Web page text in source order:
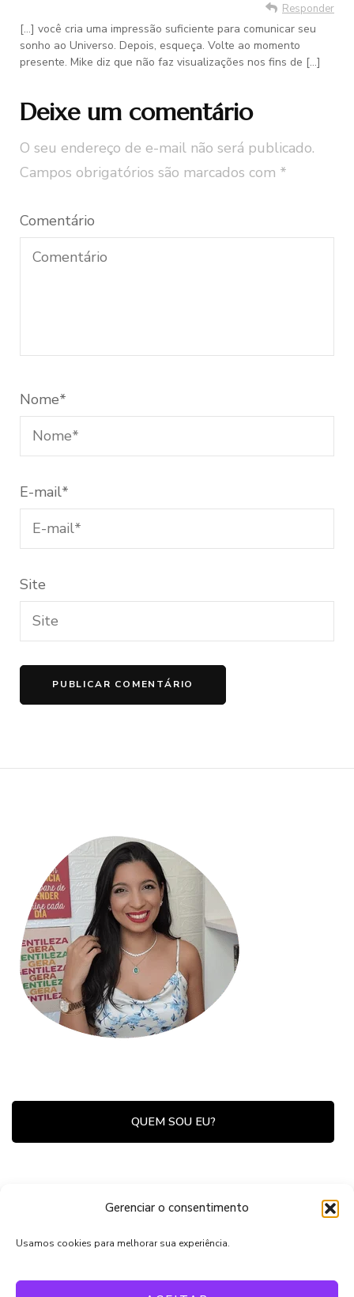
Gerenciar o consentimento
Usamos cookies para melhorar sua experiência.
Responder
[…] você cria uma impressão suficiente para comunicar seu
sonho ao Universo. Depois, esqueça. Volte ao momento
presente. Mike diz que não faz visualizações nos fins de […]
Deixe um comentário
O seu endereço de e-mail não será publicado.
Campos obrigatórios são marcados com *
Comentário
Nome*
E-mail*
Site
QUEM SOU EU?
desenvolvimento pessoal, compartilho tudo que
sei e aprendo em minha jornada de